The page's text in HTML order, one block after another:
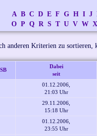
A B C D E F G H I J
O P Q R S T U V W X
anderen Kriterien zu
SB
Dabei
seit
01.12.2006,
21:03 Uhr
29.11.2006,
15:18 Uhr
01.12.2006,
23:55 Uhr